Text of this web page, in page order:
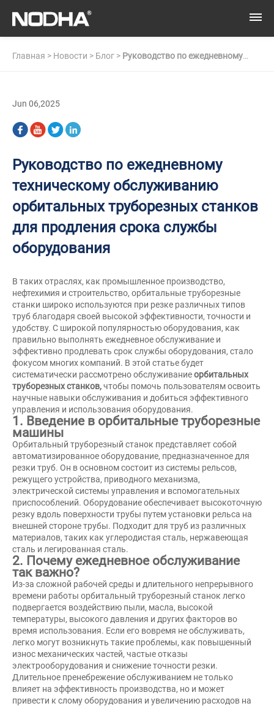
Главная > Новости > Блог > Руководство по ежедневному
Jun 06,2025
Руководство по ежедневному
техническому обслуживанию
орбитальных труборезных станков
для продления срока службы
оборудования
В таких отраслях, как промышленное производство,
нефтехимия и строительство, орбитальные труборезные
станки широко используются при резке различных типов
труб благодаря своей высокой эффективности, точности и
удобству. С широкой популярностью оборудования, как
правильно выполнять ежедневное обслуживание и
эффективно продлевать срок службы оборудования, стало
фокусом многих компаний. В этой статье будет
систематически рассмотрено обслуживаниеорбитальных
труборезных станков,чтобы помочь пользователям освоить
научные навыки обслуживания и добиться эффективного
управления и использования оборудования.
1. Введение в орбитальные труборезные
машины
Орбитальный труборезный станок представляет собой
автоматизированное оборудование, предназначенное для
резки труб. Он в основном состоит из системы рельсов,
режущего устройства, приводного механизма,
электрической системы управления и вспомогательных
приспособлений. Оборудование обеспечивает высокоточную
резку вдоль поверхности трубы путем установки рельса на
внешней стороне трубы. Подходит для труб из различных
материалов, таких как углеродистая сталь, нержавеющая
сталь и легированная сталь.
2. Почему ежедневное обслуживание
так важно?
Из-за сложной рабочей среды и длительного непрерывного
времени работы орбитальный труборезный станок легко
подвергается воздействию пыли, масла, высокой
температуры, высокого давления и других факторов во
время использования. Если его вовремя не обслуживать,
легко могут возникнуть такие проблемы, как повышенный
износ механических частей, частые отказы
электрооборудования и снижение точности резки.
Длительное пренебрежение обслуживанием не только
влияет на эффективность производства, но и может
привести к слому оборудования и увеличению расходов на